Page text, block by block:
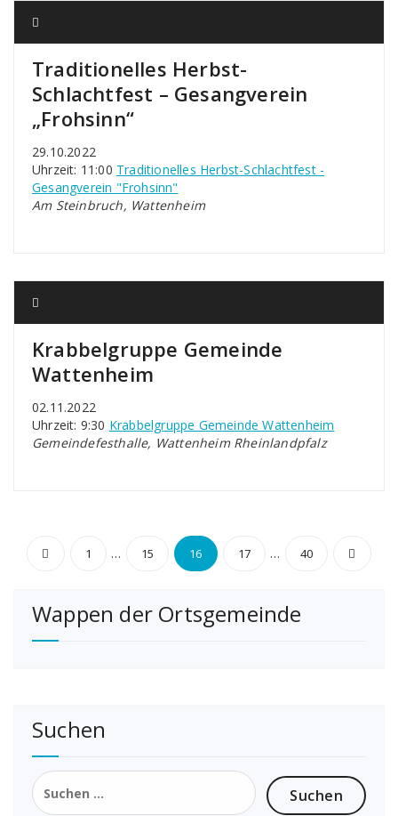
Traditionelles Herbst-
Schlachtfest – Gesangverein
„Frohsinn“
29.10.2022
Uhrzeit: 11:00 Traditionelles Herbst-Schlachtfest -
Gesangverein "Frohsinn"
Am Steinbruch, Wattenheim
Krabbelgruppe Gemeinde
Wattenheim
02.11.2022
Uhrzeit: 9:30 Krabbelgruppe Gemeinde Wattenheim
Gemeindefesthalle, Wattenheim Rheinlandpfalz
Seitennummerierung
Beiträge
1 … 15 16 17 … 40
Wappen der Ortsgemeinde
Suchen
Suchen
nach: